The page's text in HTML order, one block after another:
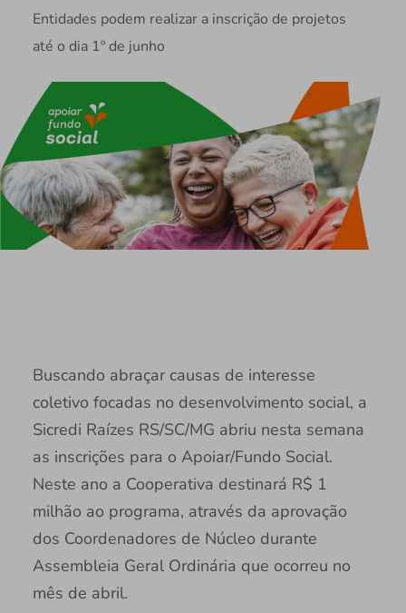
Entidades podem realizar a inscrição de projetos
até o dia 1º de junho
Buscando abraçar causas de interesse
coletivo focadas no desenvolvimento social, a
Sicredi Raízes RS/SC/MG abriu nesta semana
as inscrições para o Apoiar/Fundo Social.
Neste ano a Cooperativa destinará R$ 1
milhão ao programa, através da aprovação
dos Coordenadores de Núcleo durante
Assembleia Geral Ordinária que ocorreu no
mês de abril.